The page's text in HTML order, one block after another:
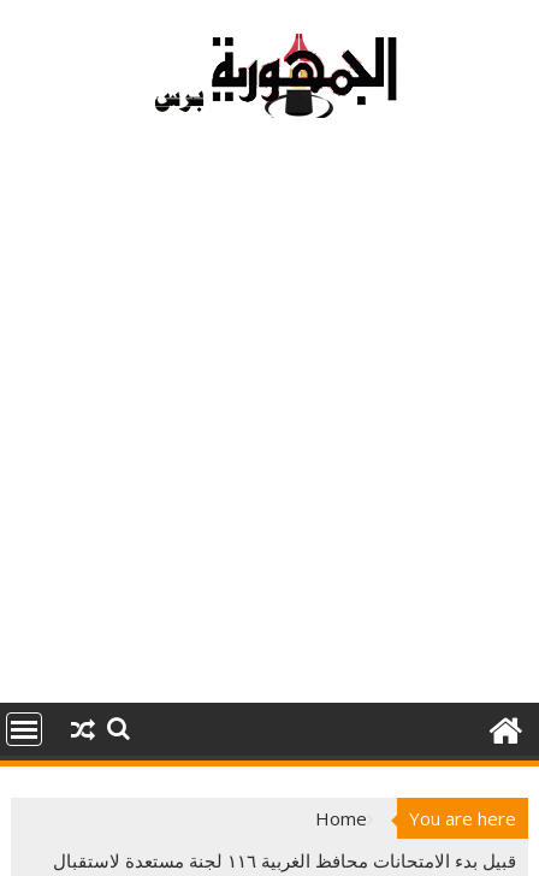
You are here
Home
قبيل بدء الامتحانات محافظ الغربية ١١٦ لجنة مستعدة لاستقبال